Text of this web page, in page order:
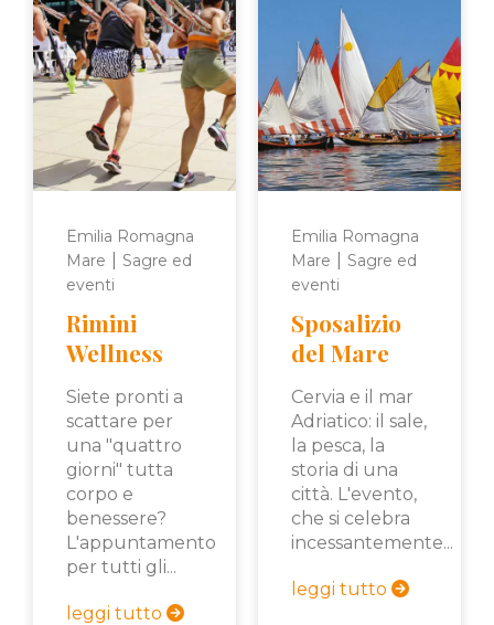
Emilia Romagna
Mare
Sagre ed
eventi
Rimini
Wellness
Siete pronti a
scattare per
una "quattro
giorni" tutta
corpo e
benessere?
L'appuntamento
per tutti gli...
leggi tutto
Emilia Romagna
Mare
Sagre ed
eventi
Sposalizio
del Mare
Cervia e il mar
Adriatico: il sale,
la pesca, la
storia di una
città. L'evento,
che si celebra
incessantemente...
leggi tutto